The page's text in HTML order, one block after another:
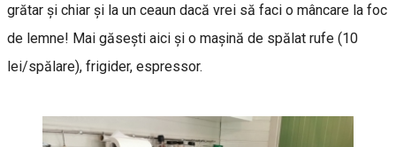
grătar şi chiar şi la un ceaun dacă vrei să faci o mâncare la foc
de lemne! Mai găseşti aici şi o maşină de spălat rufe (10
lei/spălare), frigider, espressor.